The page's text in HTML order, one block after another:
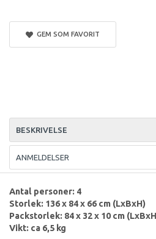
GEM SOM FAVORIT
BESKRIVELSE
ANMELDELSER
Antal personer: 4
Storlek: 136 x 84 x 66 cm (LxBxH)
Packstorlek: 84 x 32 x 10 cm
Vikt: ca 6,5 kg